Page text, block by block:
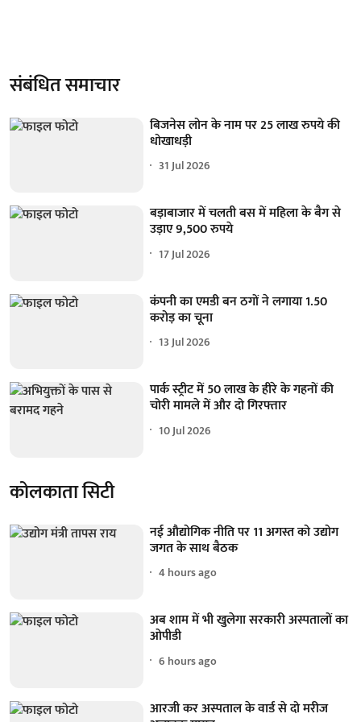
संबंधित समाचार
बिजनेस लोन के नाम पर 25 लाख रुपये की
धोखाधड़ी
31 Jul 2026
बड़ाबाजार में चलती बस में महिला के बैग से
उड़ाए 9,500 रुपये
17 Jul 2026
कंपनी का एमडी बन ठगों ने लगाया 1.50
करोड़ का चूना
13 Jul 2026
पार्क स्ट्रीट में 50 लाख के हीरे के गहनों की
चोरी मामले में और दो गिरफ्तार
10 Jul 2026
कोलकाता सिटी
नई औद्योगिक नीति पर 11 अगस्त को उद्योग
जगत के साथ बैठक
4 hours ago
अब शाम में भी खुलेगा सरकारी अस्पतालों का
ओपीडी
6 hours ago
आरजी कर अस्पताल के वार्ड से दो मरीज